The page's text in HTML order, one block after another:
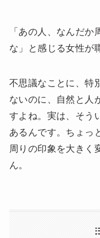
「あの人、なんだ
な」と感じる女性が
不思議なことに、特
ないのに、自然と人
すよね。実は、そう
あるんです。ちょっ
周りの印象を大きく
ん。